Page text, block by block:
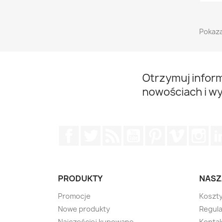
Otrzymuj
nowościach i
PRODUKTY
Promocje
Nowe produkty